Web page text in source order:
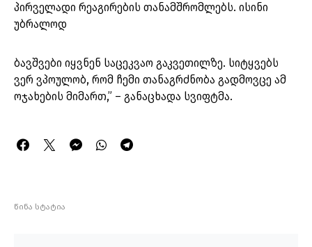
პირველადი რეაგირების თანამშრომლებს. ისინი
უბრალოდ
ბავშვები იყვნენ საცეკვაო გაკვეთილზე. სიტყვებს
ვერ ვპოულობ, რომ ჩემი თანაგრძნობა გადმოვცე ამ
ოჯახების მიმართ,” – განაცხადა სვიფტმა.
წინა სტატია